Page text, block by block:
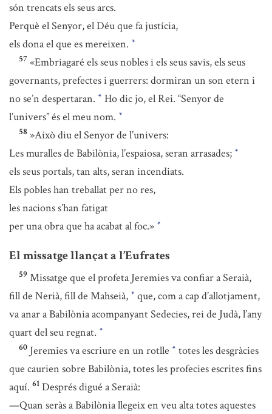
són trencats els seus arcs.
Perquè el Senyor, el Déu que fa justícia,
els dona el que es mereixen. *
57 «Embriagaré els seus nobles i els seus savis, els seus
governants, prefectes i guerrers: dormiran un son etern i
no se’n despertaran. * Ho dic jo, el Rei. “Senyor de
l’univers” és el meu nom. *
58 »Això diu el Senyor de l’univers:
Les muralles de Babilònia, l’espaiosa, seran arrasades; *
els seus portals, tan alts, seran incendiats.
Els pobles han treballat per no res,
les nacions s’han fatigat
per una obra que ha acabat al foc.» *
El missatge llançat a l’Eufrates
59 Missatge que el profeta Jeremies va confiar a Seraià,
fill de Nerià, fill de Mahseià, * que, com a cap d’allotjament,
va anar a Babilònia acompanyant Sedecies, rei de Judà, l’any
quart del seu regnat. *
60 Jeremies va escriure en un rotlle * totes les desgràcies
que caurien sobre Babilònia, totes les profecies escrites fins
aquí. 61 Després digué a Seraià:
—Quan seràs a Babilònia llegeix en veu alta totes aquestes